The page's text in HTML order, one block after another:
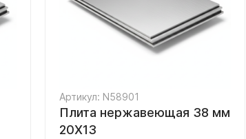
Артикул: N58901
Плита нержавеющая 38 мм
20Х13